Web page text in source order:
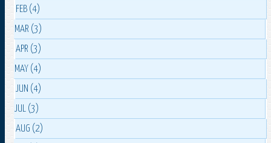
FEB (4)
MAR (3)
APR (3)
MAY (4)
JUN (4)
JUL (3)
AUG (2)